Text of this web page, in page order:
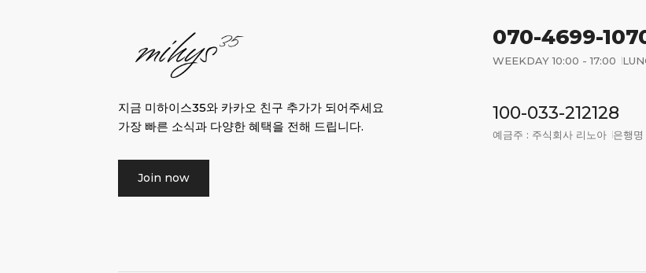
지금 미하이스35와 카카오 친구 추가가 되어주세요
가장 빠른 소식과 다양한 혜택을 전해 드립니다.
Join now
070-4699-
WEEKDAY 10:00 - 17:00
100-033-212128
예금주 : 주식회사 리노아 은행